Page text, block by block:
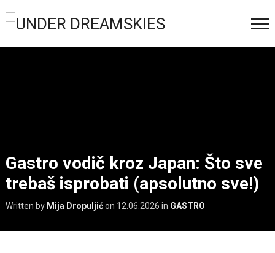
Gastro vodič kroz Japan: Što sve
trebaš isprobati (apsolutno sve!)
Written by Mija Dropuljićon 12.06.2026 in GASTRO